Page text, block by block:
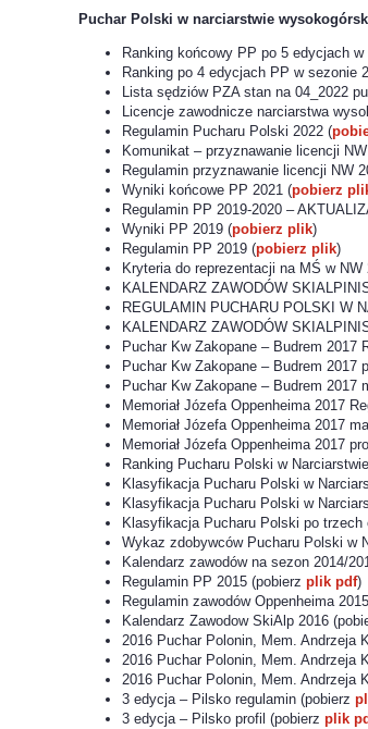
Puchar Polski w narciarstwie
Ranking końcowy PP po 5 edycjach
Ranking po 4 edycjach PP w sezonie
Lista sędziów PZA stan na 04_2022
Licencje zawodnicze narciarstwa
Regulamin Pucharu Polski 2022 (
Komunikat – przyznawanie licencji
Regulamin przyznawanie licencji NW
Wyniki końcowe PP 2021 (pobierz
Regulamin PP 2019-2020 –
Wyniki PP 2019 (pobierz plik)
Regulamin PP 2019 (pobierz plik)
Kryteria do reprezentacji na MŚ w NW
KALENDARZ ZAWODÓW
REGULAMIN PUCHARU POLSKI W
KALENDARZ ZAWODÓW
Puchar Kw Zakopane – Budrem 2017
Puchar Kw Zakopane – Budrem 2017
Puchar Kw Zakopane – Budrem 2017
Memoriał Józefa Oppenheima 2017
Memoriał Józefa Oppenheima 2017
Memoriał Józefa Oppenheima 2017
Ranking Pucharu Polski w
Klasyfikacja Pucharu Polski w
Klasyfikacja Pucharu Polski w
Klasyfikacja Pucharu Polski po trzech
Wykaz zdobywców Pucharu Polski w
Kalendarz zawodów na sezon 2014/
Regulamin PP 2015 (pobierz plik pdf)
Regulamin zawodów Oppenheima
Kalendarz Zawodow SkiAlp 2016
2016 Puchar Polonin, Mem. Andrzeja
2016 Puchar Polonin, Mem. Andrzeja
2016 Puchar Polonin, Mem. Andrzeja
3 edycja – Pilsko regulamin (pobierz
3 edycja – Pilsko profil (pobierz plik